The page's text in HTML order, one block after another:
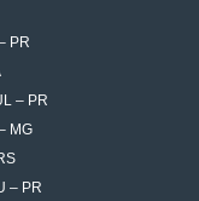
PR
– PR
MG
– PR